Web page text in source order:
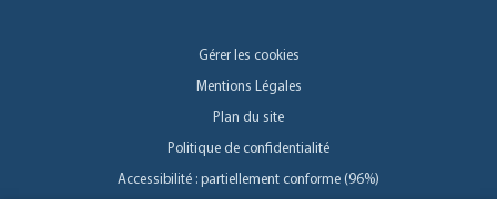
Gérer les cookies
Mentions Légales
Plan du site
Politique de confidentialité
Accessibilité : partiellement conforme (96%)